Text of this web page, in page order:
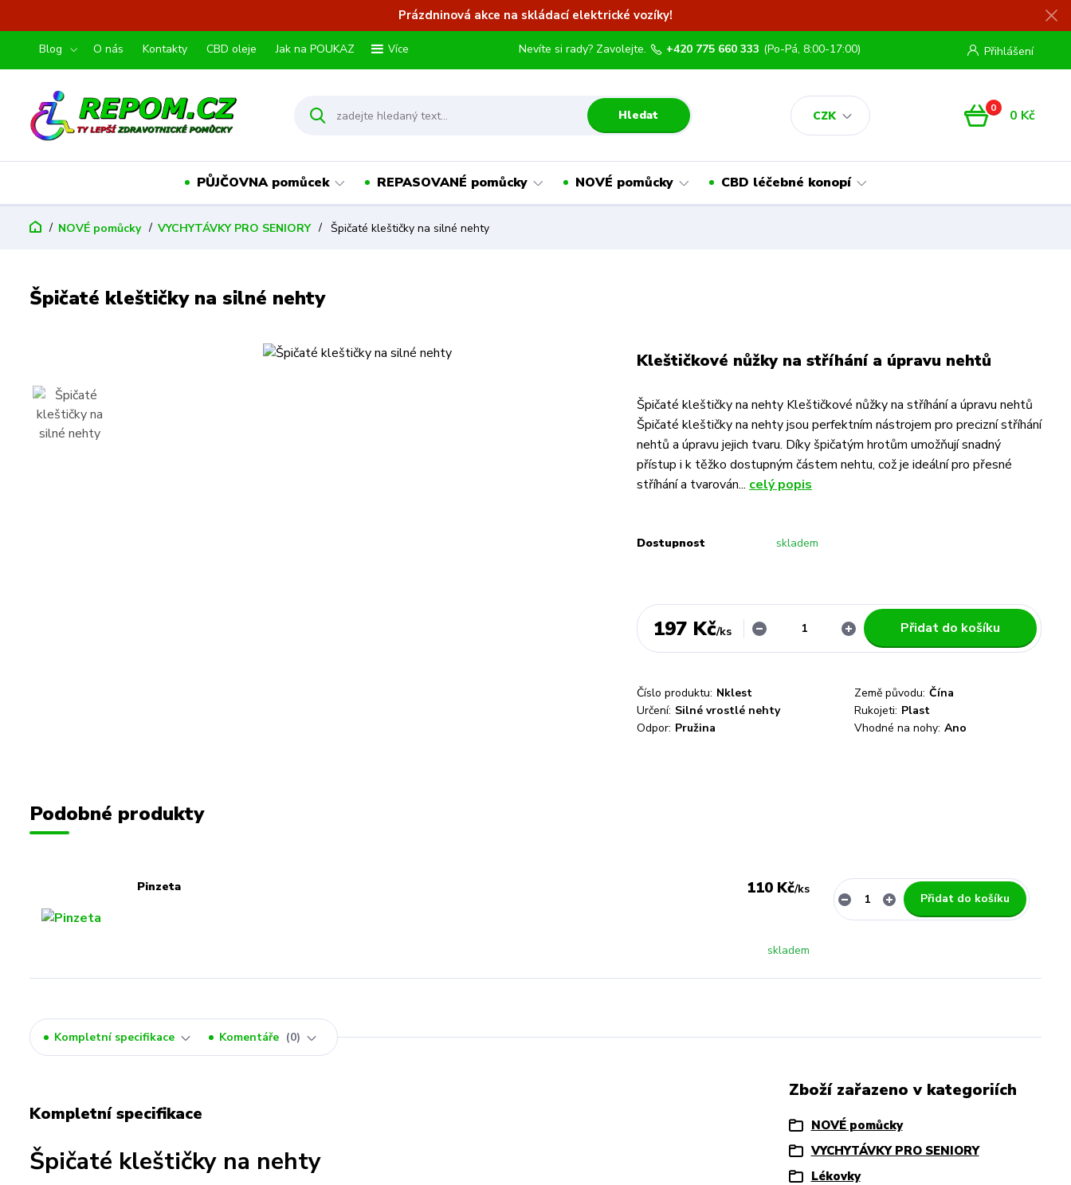
Prázdninová akce na skládací elektrické vozíky!
Blog O nás Kontakty CBD oleje Jak na POUKAZ Více
CZK
Přihlášení
Hledat
Nevíte si rady? Zavolejte. +420 775 660 333 (Po-Pá, 8:00-17:00)
0 0 Kč
PŮJČOVNA pomůcek REPASOVANÉ pomůcky NOVÉ pomůcky CBD léčebné konopí
NOVÉ pomůcky VYCHYTÁVKY PRO SENIORY Špičaté kleštičky na silné nehty
Špičaté kleštičky na silné nehty
Kleštičkové nůžky na stříhání a úpravu nehtů
Špičaté kleštičky na nehty Kleštičkové nůžky na stříhání a úpravu nehtů
Špičaté kleštičky na nehty jsou perfektním nástrojem pro precizní stříhání
nehtů a úpravu jejich tvaru. Díky špičatým hrotům umožňují snadný
přístup i k těžko dostupným částem nehtu, což je ideální pro přesné
stříhání a tvarován... celý popis
Dostupnost skladem
197 Kč/ks Přidat do košíku
Číslo produktu: Nklest Země původu: Čína
Určení: Silné vrostlé nehty Rukojeti: Plast
Odpor: Pružina Vhodné na nohy: Ano
Podobné produkty
Pinzeta 110 Kč/ks
skladem
Přidat do košíku
Kompletní specifikace Komentáře 0
Kompletní specifikace
Špičaté kleštičky na nehty
Zboží zařazeno v kategoriích
NOVÉ pomůcky
VYCHYTÁVKY PRO SENIORY
Lékovky